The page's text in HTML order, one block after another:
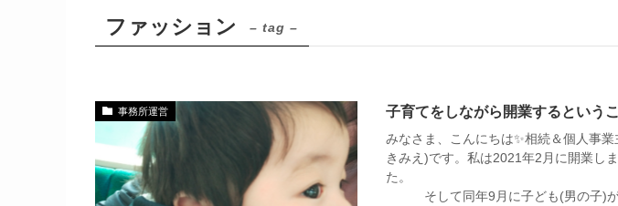
ファッション – tag –
事務所運営 子育てをしながら開業するという
みなさま、こんにちは✨相続＆個人事
きみえ)です。私は2021年2月に開業し
た
そして同年9月に子ども(男の子